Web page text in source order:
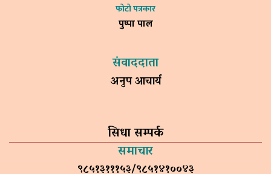
फोटो पत्रकार
पुष्पा पाल
संवाददाता
अनुप आचार्य
सिधा सम्पर्क
समाचार